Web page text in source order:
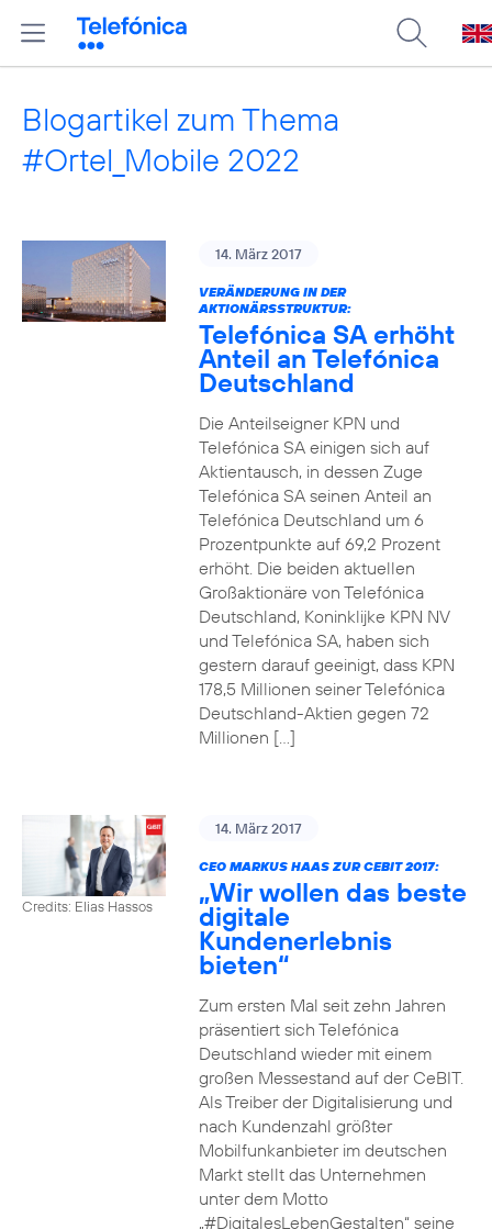
Blogartikel zum Thema
#Ortel_Mobile 2022
14. März 2017
VERÄNDERUNG IN DER
AKTIONÄRSSTRUKTUR:
Telefónica SA erhöht
Anteil an Telefónica
Deutschland
Die Anteilseigner KPN und
Telefónica SA einigen sich auf
Aktientausch, in dessen Zuge
Telefónica SA seinen Anteil an
Telefónica Deutschland um 6
Prozentpunkte auf 69,2 Prozent
erhöht. Die beiden aktuellen
Großaktionäre von Telefónica
Deutschland, Koninklijke KPN NV
und Telefónica SA, haben sich
gestern darauf geeinigt, dass KPN
178,5 Millionen seiner Telefónica
Deutschland-Aktien gegen 72
Millionen […]
Credits: Elias Hassos
14. März 2017
CEO MARKUS HAAS ZUR CEBIT 2017:
„Wir wollen das beste
digitale
Kundenerlebnis
bieten“
Zum ersten Mal seit zehn Jahren
präsentiert sich Telefónica
Deutschland wieder mit einem
großen Messestand auf der CeBIT.
Als Treiber der Digitalisierung und
nach Kundenzahl größter
Mobilfunkanbieter im deutschen
Markt stellt das Unternehmen
unter dem Motto
„#DigitalesLebenGestalten“ seine